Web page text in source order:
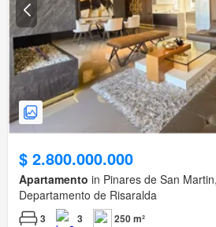
$ 2.800.000.000
Apartamento in Pinares de San
Departamento de Risaralda
3 3 250 m²